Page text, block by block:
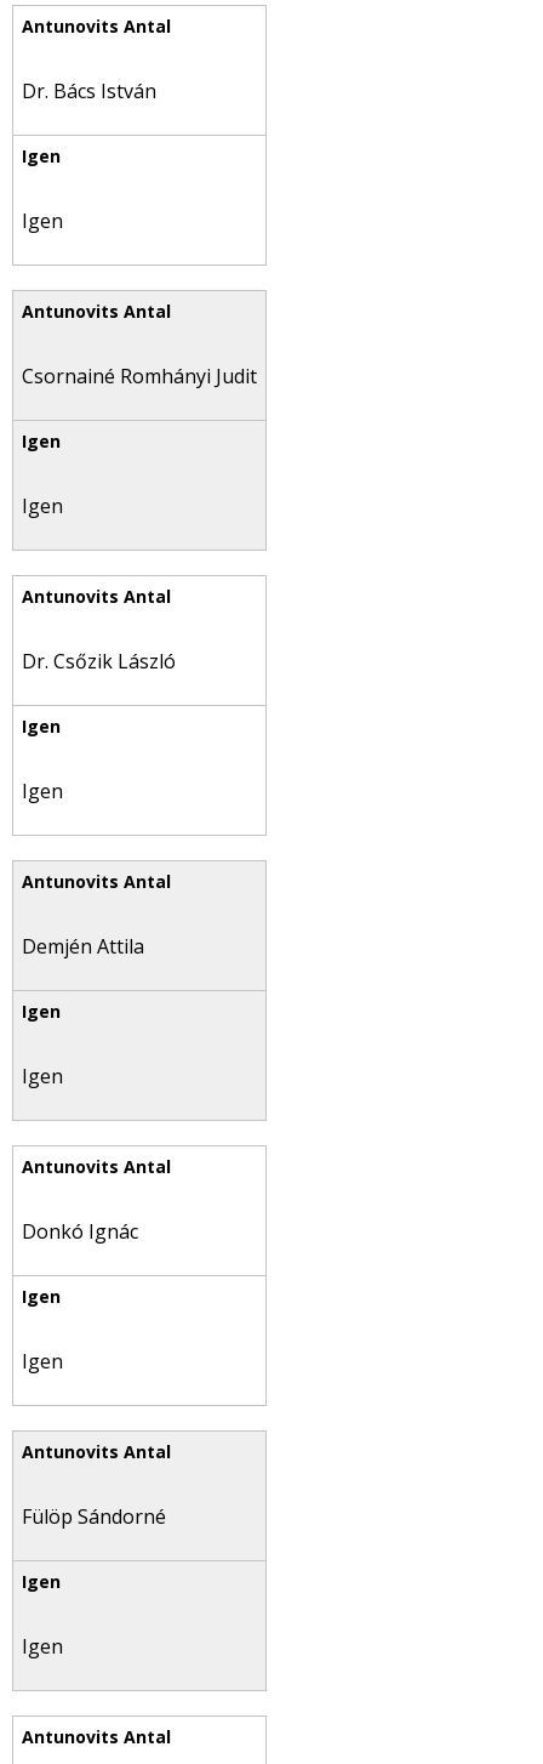
Dr. Bács István
Igen
Csornainé Romhányi Judit
Igen
Dr. Csőzik László
Igen
Demjén Attila
Igen
Donkó Ignác
Igen
Fülöp Sándorné
Igen